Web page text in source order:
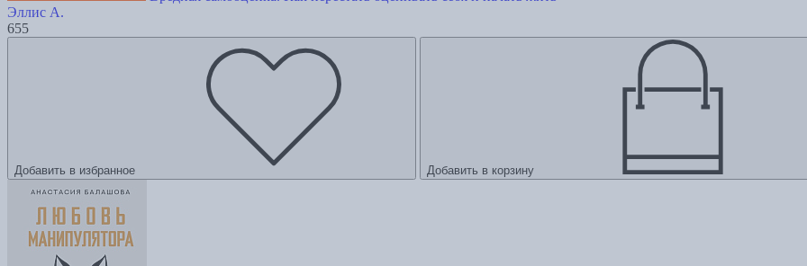
Эллис А.
655
Добавить в избранное Добавить в корзину